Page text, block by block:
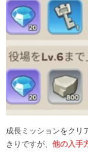
成長ミッションをクリ
きりですが、 他の入手